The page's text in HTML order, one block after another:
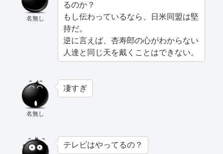
名無し
るのか？
もし伝わっているなら、日米同盟は堅
持だ。
逆に言えば、杏寿郎の心がわからない
人達と同じ天を戴くことはできない。
名無し
凄すぎ
テレビはやってるの？